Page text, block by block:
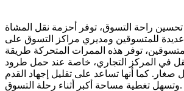
تحسين راحة التسوق، توفر أحزمة نقل المشاة
عديدة للمتسوقين ومديري مراكز التسوق على
توفر هذه الممرات المتحركة طريقة
في المركز التجاري، خاصة عند حمل طرود
صغار. كما أنها تساعد على تقليل إجهاد القدم
وتسهل تغطية مساحة أكبر أثناء رحلة التسوق.